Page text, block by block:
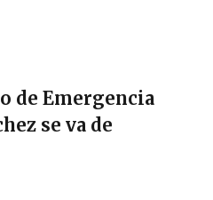
de Emergencia
se va de